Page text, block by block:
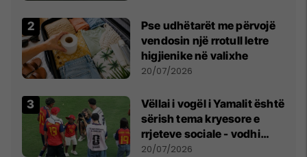
Pse udhëtarët me përvojë
vendosin një rrotull letre
higjienike në valixhe
20/07/2026
Vëllai i vogël i Yamalit është
sërish tema kryesore e
rrjeteve sociale - vodhi
vëmendjen pas finales së
20/07/2026